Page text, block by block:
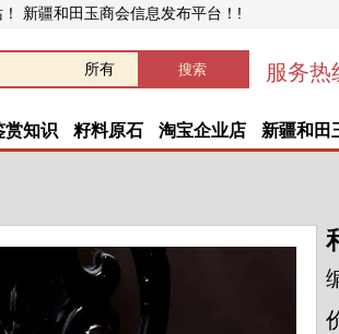
新疆和田玉商会信息发布平台！!
服务热
赏知识 籽料原石 淘宝企业店 新疆和田